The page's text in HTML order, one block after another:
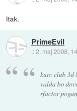
Itak.
PrimeEvil
::2. maj 2008,
kurc club 3d
valda bo
rfactor